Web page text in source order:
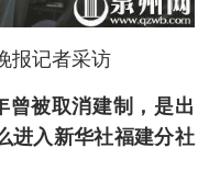
报记者采访
曾被取消建制，是出
进入新华社福建分社